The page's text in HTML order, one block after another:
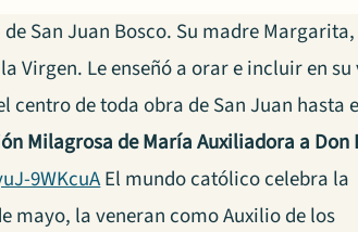
San Juan Bosco. Su madre
Virgen. Le enseñó a orar e incluir en su
centro de toda obra de San Juan hasta
Milagrosa de María Auxiliadora a Don
9WKcuAEl mundo católico celebra la
mayo, la veneran como Auxilio de los